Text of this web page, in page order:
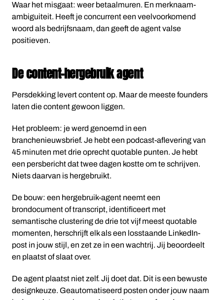
Waar het misgaat: weer betaalmuren. En merknaam-
ambiguiteit. Heeft je concurrent een veelvoorkomend
woord als bedrijfsnaam, dan geeft de agent valse
positieven.
De content-hergebruik agent
Persdekking levert content op. Maar de meeste founders
laten die content gewoon liggen.
Het probleem: je werd genoemd in een
branchenieuwsbrief. Je hebt een podcast-aflevering van
45 minuten met drie oprecht quotable punten. Je hebt
een persbericht dat twee dagen kostte om te schrijven.
Niets daarvan is hergebruikt.
De bouw: een hergebruik-agent neemt een
brondocument of transcript, identificeert met
semantische clustering de drie tot vijf meest quotable
momenten, herschrijft elk als een losstaande LinkedIn-
post in jouw stijl, en zet ze in een wachtrij. Jij beoordeelt
en plaatst of slaat over.
De agent plaatst niet zelf. Jij doet dat. Dit is een bewuste
designkeuze. Geautomatiseerd posten onder jouw naam